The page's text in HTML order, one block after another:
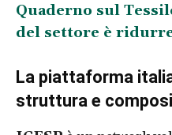
Quaderno sul
del settore è
La piattaforma
struttura e